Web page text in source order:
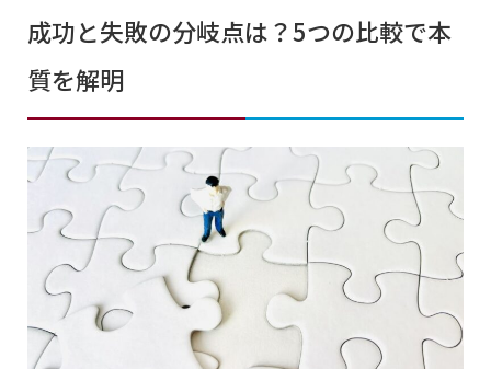
成功と失敗の分岐点は？5つの比較で本
質を解明